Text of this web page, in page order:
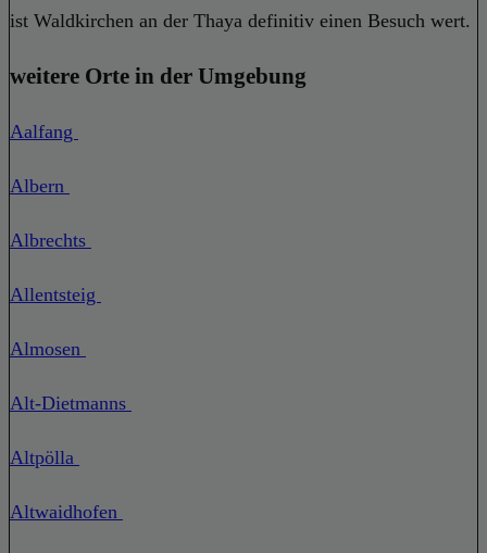
ist Waldkirchen an der Thaya definitiv einen Besuch wert.
weitere Orte in der Umgebung
Aalfang
Albern
Albrechts
Allentsteig
Almosen
Alt-Dietmanns
Altpölla
Altwaidhofen